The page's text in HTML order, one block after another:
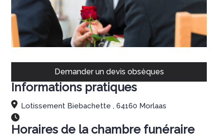
Demander un devis obsèques
Informations pratiques
Lotissement Biebachette , 64160 Morlaas
Horaires de la chambre funéraire